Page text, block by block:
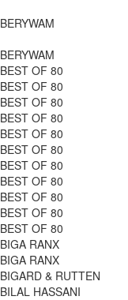
BERYWAM
BERYWAM
BEST OF 80
BEST OF 80
BEST OF 80
BEST OF 80
BEST OF 80
BEST OF 80
BEST OF 80
BEST OF 80
BEST OF 80
BEST OF 80
BEST OF 80
BIGA RANX
BIGA RANX
BIGARD & RUTTEN
BILAL HASSANI